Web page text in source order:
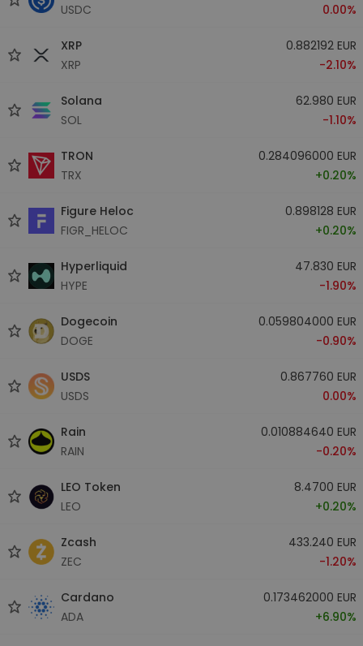
USDC
0.00%
XRP
XRP
0.882192 EUR
-2.10%
Solana
SOL
62.980 EUR
-1.10%
TRON
TRX
0.284096000 EUR
+0.20%
Figure Heloc
FIGR_HELOC
0.898128 EUR
+0.20%
Hyperliquid
HYPE
47.830 EUR
-1.90%
Dogecoin
DOGE
0.059804000 EUR
-0.90%
USDS
USDS
0.867760 EUR
0.00%
Rain
RAIN
0.010884640 EUR
-0.20%
LEO Token
LEO
8.4700 EUR
+0.20%
Zcash
ZEC
433.240 EUR
-1.20%
Cardano
ADA
0.173462000 EUR
+6.90%